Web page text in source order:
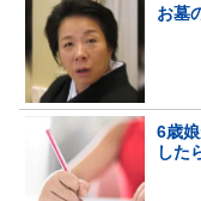
お墓
6歳
した